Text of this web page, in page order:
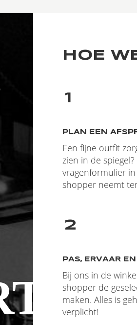
HOE
1
PLAN EEN
Een fijne outfit
zien in de
vragenformulier
shopper neemt
2
PAS, ERVAAR
Bij ons in de
shopper de
maken. Alles is
verplicht!